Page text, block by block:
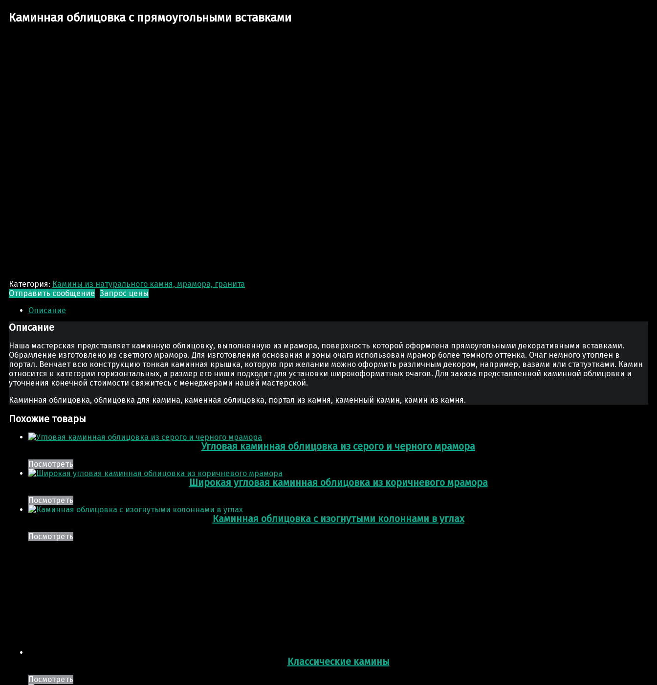
Каминная облицовка с прямоугольными вставками
Категория: Камины из натурального камня, мрамора, гранита
Отправить сообщение Запрос цены
Описание
Описание
Наша мастерская представляет каминную облицовку, выполненную из мрамора, поверхность которой оформлена прямоугольными декоративными вставками.
Обрамление изготовлено из светлого мрамора. Для изготовления основания и зоны очага использован мрамор более темного оттенка. Очаг немного утоплен в
портал. Венчает всю конструкцию тонкая каминная крышка, которую при желании можно оформить различным декором, например, вазами или статуэтками. Камин
относится к категории горизонтальных, а размер его ниши подходит для установки широкоформатных очагов. Для заказа представленной каминной облицовки и
уточнения конечной стоимости свяжитесь с менеджерами нашей мастерской.
Каминная облицовка, облицовка для камина, каменная облицовка, портал из камня, каменный камин, камин из камня.
Похожие товары
Угловая каминная облицовка из серого и черного мрамора
Посмотреть
Широкая угловая каминная облицовка из коричневого мрамора
Посмотреть
Каминная облицовка с изогнутыми колоннами в углах
Посмотреть
Классические камины
Посмотреть